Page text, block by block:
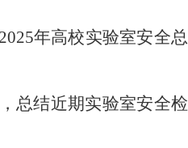
年高校实验室安全总
总结近期实验室安全检